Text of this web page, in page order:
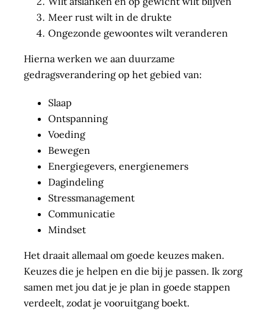
Meer rust wilt in de drukte
Ongezonde gewoontes wilt veranderen
Hierna werken we aan duurzame
gedragsverandering op het gebied van:
Slaap
Ontspanning
Voeding
Bewegen
Energiegevers, energienemers
Dagindeling
Stressmanagement
Communicatie
Mindset
Het draait allemaal om goede keuzes maken.
Keuzes die je helpen en die bij je passen. Ik zorg
samen met jou dat je je plan in goede stappen
verdeelt, zodat je vooruitgang boekt.